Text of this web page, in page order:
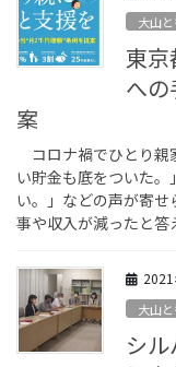
大山
東
へ
案
コロナ禍でひとり親
い貯金も底をついた
い。」などの声が寄
事や収入が減ったと
大山
シル